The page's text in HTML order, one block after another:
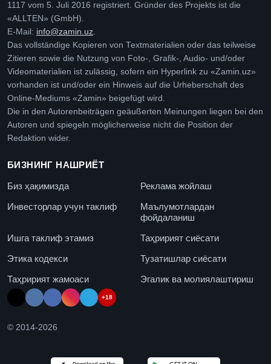
1117 vom 5. Juli 2016 registriert. Gründer des Projekts ist die
«ALLTEN» (GmbH).
E-Mail: info@zamin.uz.
Das vollständige Kopieren von Textmaterialien oder das teilweise
Zitieren sowie die Nutzung von Foto-, Grafik-, Audio- und/oder
Videomaterialien ist zulässig, sofern ein Hyperlink zu «Zamin.uz»
vorhanden ist und/oder ein Hinweis auf die Urheberschaft des
Online-Mediums «Zamin» beigefügt wird.
Die in den Autorenbeiträgen geäußerten Meinungen liegen bei den
Autoren und spiegeln möglicherweise nicht die Position der
Redaktion wider.
БИЗНИНГ НАШРИЁТ
Биз ҳақимизда
Реклама жойлаш
Инвесторлар учун таклиф
Маълумотлардан
фойдаланиш
Ишга таклиф этамиз
Таҳририят сиёсати
Этика кодекси
Тузатишлар сиёсати
Таҳририят жамоаси
Эгалик ва молиялаштириш
+18
© 2014-2026